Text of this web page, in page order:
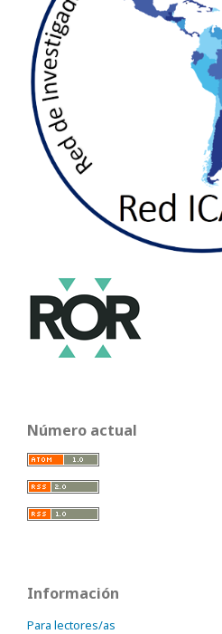
Número actual
Información
Para lectores/as